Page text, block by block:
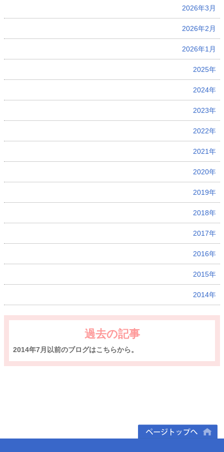
2026年3月
2026年2月
2026年1月
2025年
2024年
2023年
2022年
2021年
2020年
2019年
2018年
2017年
2016年
2015年
2014年
過去の記事
2014年7月以前のブログはこちらから。